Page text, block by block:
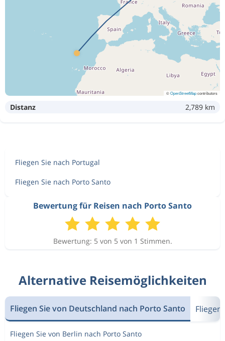
©OpenStreetMapcontributors
Distanz 2,789 km
Fliegen Sie nach Portugal
Fliegen Sie nach Porto Santo
Bewertung für Reisen nach Porto Santo
Bewertung: 5 von 5 von 1 Stimmen.
Alternative Reisemöglichkeiten
Fliegen Sie von Deutschland nach Porto Santo
Fliegen Sie von Berlin nach Porto Santo